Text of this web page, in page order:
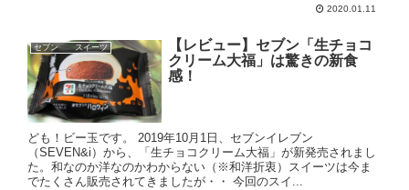
2020.01.11
セブン スイーツ
【レビュー】セブン「生チョコ
クリーム大福」は驚きの新食
感！
ども！ビー玉です。 2019年10月1日、セブンイレブン
（SEVEN&i）から、「生チョコクリーム大福」が新発売されまし
た。和なのか洋なのかわからない（※和洋折衷）スイーツは今ま
でたくさん販売されてきましたが・・ 今回のスイ...